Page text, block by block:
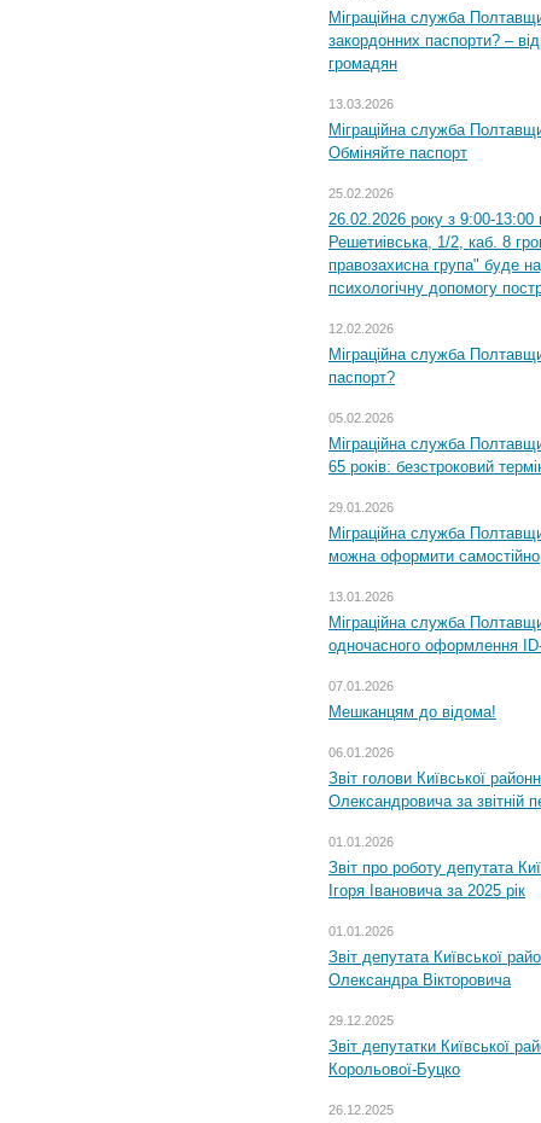
Міграційна служба
закордонних паспорти? –
громадян
13.03.2026
Міграційна служба
Обміняйте паспорт
25.02.2026
26.02.2026 року з 9:00-
Решетиівська, 1/2, каб. 8
правозахисна група" буде
психологічну допомогу
12.02.2026
Міграційна служба
паспорт?
05.02.2026
Міграційна служба
65 років: безстроковий
29.01.2026
Міграційна служба
можна оформити самостійно
13.01.2026
Міграційна служба
одночасного оформлення
07.01.2026
Мешканцям до відома!
06.01.2026
Звіт голови Київської
Олександровича за звітній
01.01.2026
Звіт про роботу депутата
Ігоря Івановича за 2025 рік
01.01.2026
Звіт депутата Київської
Олександра Вікторовича
29.12.2025
Звіт депутатки Київської
Корольової-Буцко
26.12.2025